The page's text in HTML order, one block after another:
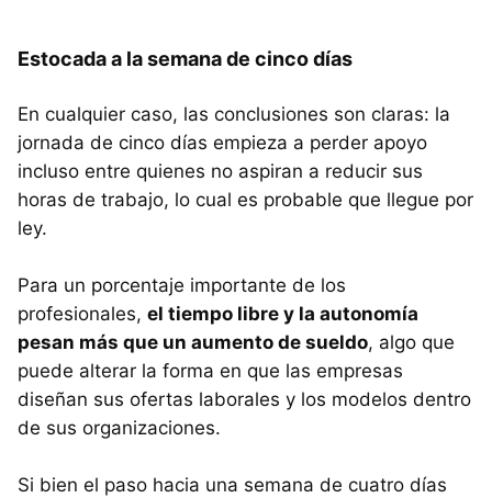
Estocada a la semana de cinco días
En cualquier caso, las conclusiones son claras: la
jornada de cinco días empieza a perder apoyo
incluso entre quienes no aspiran a reducir sus
horas de trabajo, lo cual es probable que llegue por
ley.
Para un porcentaje importante de los
profesionales, el tiempo libre y la autonomía
pesan más que un aumento de sueldo, algo que
puede alterar la forma en que las empresas
diseñan sus ofertas laborales y los modelos dentro
de sus organizaciones.
Si bien el paso hacia una semana de cuatro días